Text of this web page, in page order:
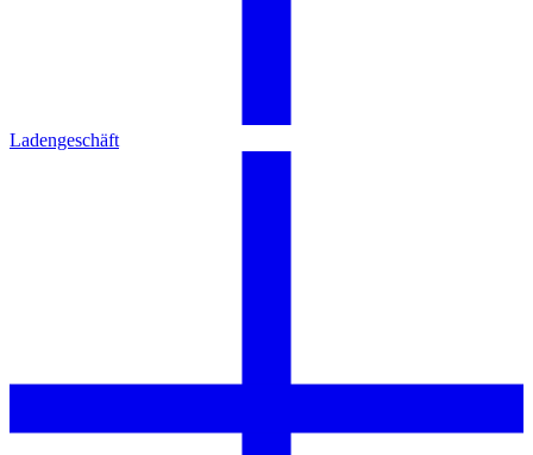
Ladengeschäft